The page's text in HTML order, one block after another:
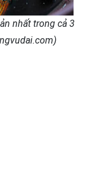
nhất trong cả 3